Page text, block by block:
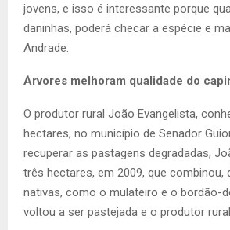
jovens, e isso é interessante porque
daninhas, poderá checar a espécie e
Andrade.
Árvores melhoram qualidade do
O produtor rural João Evangelista,
hectares, no município de Senador
recuperar as pastagens degradadas,
três hectares, em 2009, que
nativas, como o mulateiro e o bordão-
voltou a ser pastejada e o produtor